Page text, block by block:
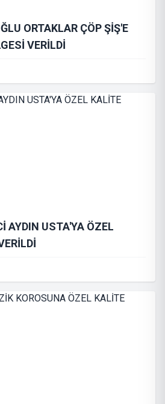
ORTAKLAR ÇÖP ŞİŞ'E
VERİLDİ
AYDIN USTA'YA ÖZEL